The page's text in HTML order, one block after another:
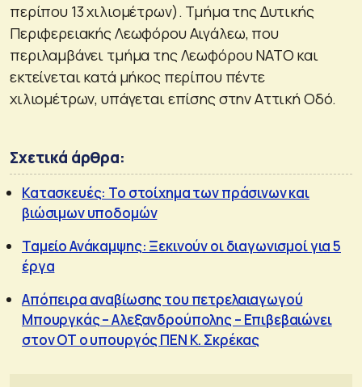
περίπου 13 χιλιομέτρων). Τμήμα της Δυτικής
Περιφερειακής Λεωφόρου Αιγάλεω, που
περιλαμβάνει τμήμα της Λεωφόρου ΝΑΤΟ και
εκτείνεται κατά μήκος περίπου πέντε
χιλιομέτρων, υπάγεται επίσης στην Αττική Οδό.
Σχετικά άρθρα:
Κατασκευές: Το στοίχημα των πράσινων και
βιώσιμων υποδομών
Ταμείο Ανάκαμψης: Ξεκινούν οι διαγωνισμοί για 5
έργα
Απόπειρα αναβίωσης του πετρελαιαγωγού
Μπουργκάς – Αλεξανδρούπολης – Επιβεβαιώνει
στον ΟΤ ο υπουργός ΠΕΝ Κ. Σκρέκας